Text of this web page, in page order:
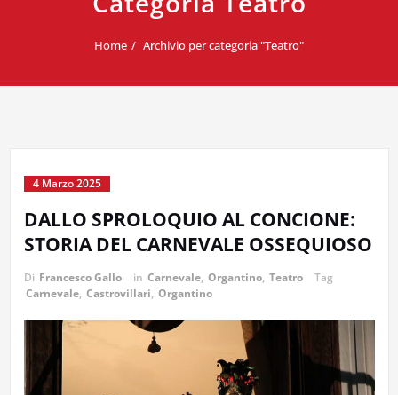
Home Archivio per categoria "Teatro"
4 Marzo 2025
DALLO SPROLOQUIO AL CONCIONE:
STORIA DEL CARNEVALE OSSEQUIOSO
Di Francesco Gallo in Carnevale, Organtino, Teatro
Tag
Carnevale, Castrovillari, Organtino